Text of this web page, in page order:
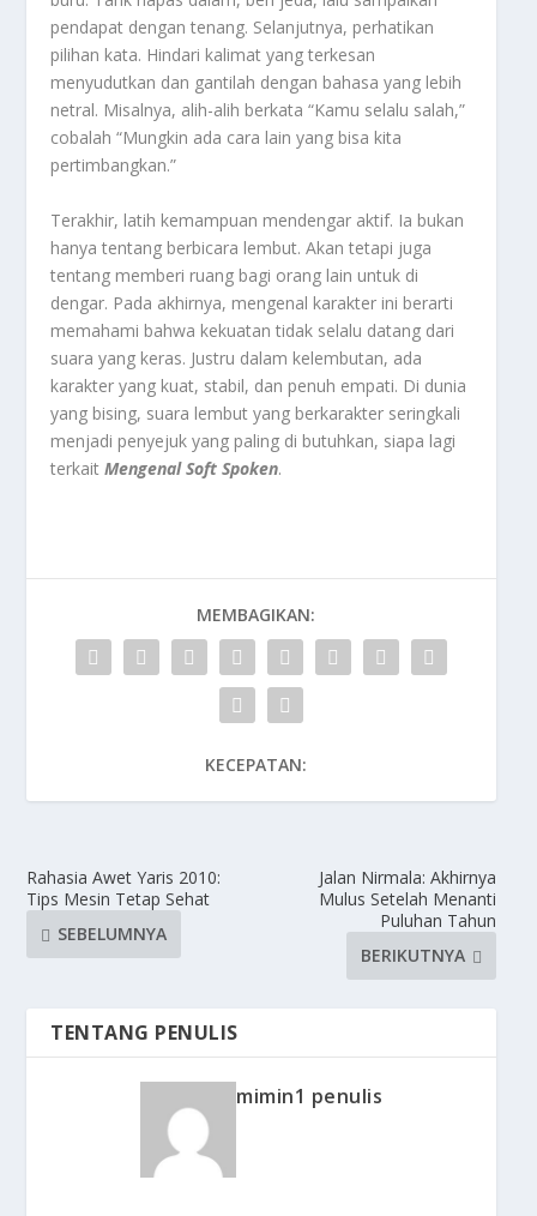
pendapat dengan tenang. Selanjutnya, perhatikan
pilihan kata. Hindari kalimat yang terkesan
menyudutkan dan gantilah dengan bahasa yang lebih
netral. Misalnya, alih-alih berkata “Kamu selalu salah,”
cobalah “Mungkin ada cara lain yang bisa kita
pertimbangkan.”
Terakhir, latih kemampuan mendengar aktif. Ia bukan
hanya tentang berbicara lembut. Akan tetapi juga
tentang memberi ruang bagi orang lain untuk di
dengar. Pada akhirnya, mengenal karakter ini berarti
memahami bahwa kekuatan tidak selalu datang dari
suara yang keras. Justru dalam kelembutan, ada
karakter yang kuat, stabil, dan penuh empati. Di dunia
yang bising, suara lembut yang berkarakter seringkali
menjadi penyejuk yang paling di butuhkan, siapa lagi
terkaitMengenal Soft Spoken.
MEMBAGIKAN:
KECEPATAN:
Rahasia Awet Yaris 2010:
Tips Mesin Tetap Sehat
SEBELUMNYA
Jalan Nirmala: Akhirnya
Mulus Setelah Menanti
Puluhan Tahun
BERIKUTNYA
TENTANG PENULIS
mimin1 penulis